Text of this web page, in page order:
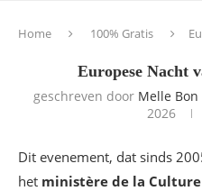
Home 100% Gratis
Europese Nacht
geschreven door Melle Bon
2026
Dit evenement, dat sinds
het ministère de la